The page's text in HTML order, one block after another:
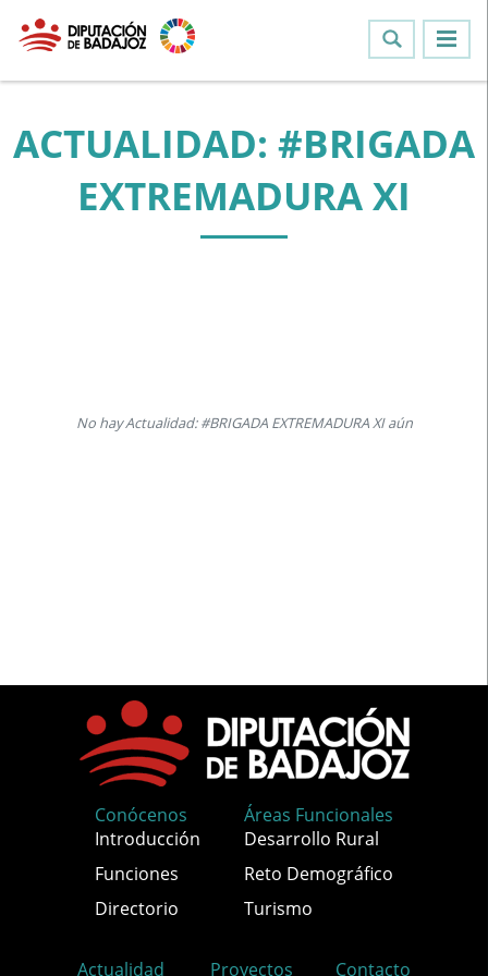
ACTUALIDAD: #BRIGADA
EXTREMADURA XI
No hay Actualidad: #BRIGADA EXTREMADURA XI aún
Conócenos
Introducción
Funciones
Directorio
Áreas Funcionales
Desarrollo Rural
Reto Demográfico
Turismo
Actualidad Proyectos Contacto